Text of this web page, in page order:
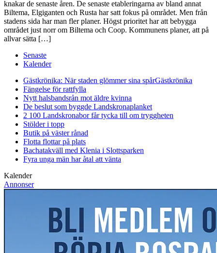
knakar de senaste åren. De senaste etableringarna av bland annat
Biltema, Elgiganten och Rusta har satt fokus på området. Men från
stadens sida har man fler planer. Högst prioritet har att bebygga
området just norr om Biltema och Coop. Kommunens planer, att på
allvar sätta […]
Senaste
Kalender
Gästkrönika: När staden glömmer sina spårGästkrönika
Fängelse för rattfylla
Nytt halsbandsrån mot äldre kvinna
De beslut som byggde Landskronaplanket
2 100 Landskronabor får tycka till om tryggheten
Stölder i topp
Butik på väster rånad
Flotta flottar på plats
Bachatakväll med Klenia i Slottsparken
Fyra unga män har åtal att vänta
Kalender
Annonser